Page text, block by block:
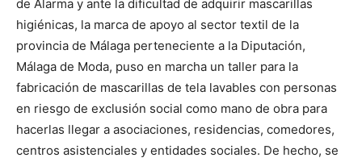
de Alarma y ante la dificultad de adquirir mascarillas
higiénicas, la marca de apoyo al sector textil de la
provincia de Málaga perteneciente a la Diputación,
Málaga de Moda, puso en marcha un taller para la
fabricación de mascarillas de tela lavables con personas
en riesgo de exclusión social como mano de obra para
hacerlas llegar a asociaciones, residencias, comedores,
centros asistenciales y entidades sociales. De hecho, se